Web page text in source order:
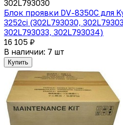
302L793030
Блок проявки DV-8350C для
3252ci (302L793030,
302L793033, 302L793034)
16 105 ₽
В наличии: 7 шт
Купить